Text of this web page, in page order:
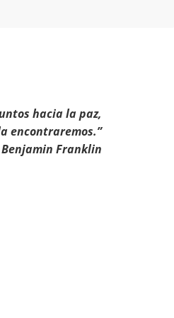
hacia la paz,
encontraremos.”
Benjamin Franklin